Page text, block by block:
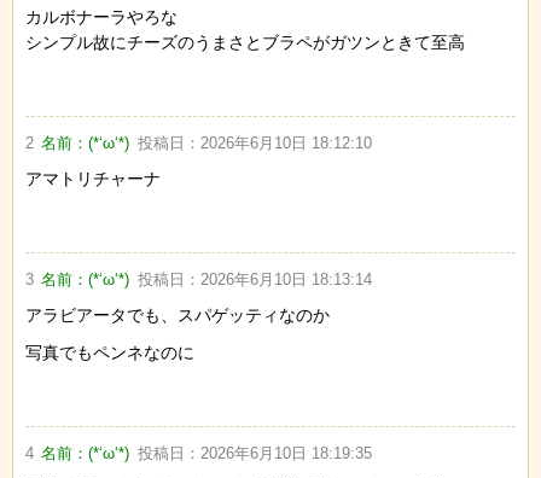
カルボナーラやろな
シンプル故にチーズのうまさとブラペがガツンときて至高
2 名前：(*‘ω‘*) 投稿日： 2026年6月10日 18:12:10
アマトリチャーナ
3 名前：(*‘ω‘*) 投稿日： 2026年6月10日 18:13:14
アラビアータでも、スパゲッティなのか
写真でもペンネなのに
4 名前：(*‘ω‘*) 投稿日： 2026年6月10日 18:19:35